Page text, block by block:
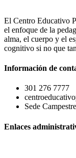
El Centro Educativo
el enfoque de la
alma, el cuerpo y el
cognitivo si no que
Información de
301 276 7777
Sede
Enlaces